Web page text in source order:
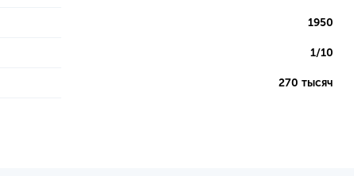
1950
1/10
270 тысяч